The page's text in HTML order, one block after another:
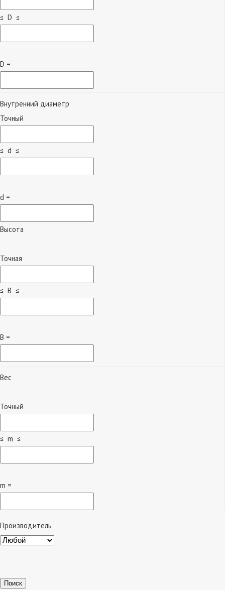
≤ D ≤
D =
Внутренний диаметр
Точный
≤ d ≤
d =
Высота
Точная
≤ B ≤
B =
Вес
Точный
≤ m ≤
m =
Производитель
Поиск